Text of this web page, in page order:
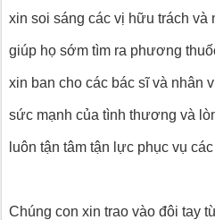
xin soi sáng các vị hữu trách
giúp họ sớm tìm ra phương
xin ban cho các bác sĩ và nhân
sức mạnh của tình thương và
luôn tận tâm tận lực phục vụ
Chúng con xin trao vào đôi tay